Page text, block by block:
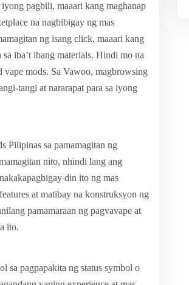
pagbili, maaari kang maghanap
na nagbibigay ng mas
ng isang click, maaari kang
iba’t ibang materials. Hindi mo na
vape mods. Sa Vawoo, magbrowsing
tangi at nararapat para sa iyong
Pilipinas sa pamamagitan ng
nito, nhindi lang ang
din ito ng mas
at matibay na konstruksyon ng
pamamaraan ng pagvavape at
ito.
sa pagpapakita ng status symbol o